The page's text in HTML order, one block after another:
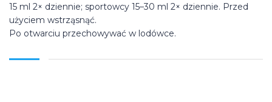
15 ml 2× dziennie; sportowcy 15–30 ml 2× dziennie. Przed
użyciem wstrząsnąć.
Po otwarciu przechowywać w lodówce.